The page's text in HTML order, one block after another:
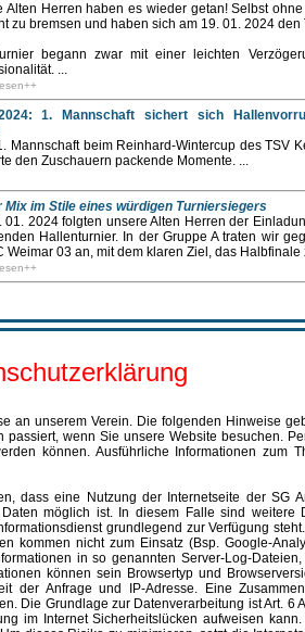
Alten Herren haben es wieder getan! Selbst
zu bremsen und haben sich am 19. 01. 2024
begann zwar mit einer leichten
...
1. Mannschaft sichert sich
Mannschaft beim Reinhard-Wintercup des TSV
den Zuschauern packende Momente. ...
Mix im Stile eines würdigen Turniersiegers
01. 2024 folgten unsere Alten Herren der
Hallenturnier. In der Gruppe A traten wir
Weimar 03 an, mit dem klaren Ziel, das Halbfinale
an unserem Verein. Die folgenden Hinweise
passiert, wenn Sie unsere Website besuchen.
können. Ausführliche Informationen zum
dass eine Nutzung der Internetseite der SG
möglich ist. In diesem Falle sind weitere
grundlegend zur Verfügung
kommen nicht zum Einsatz (Bsp. Google-
in so genannten Server-Log-
können sein Browsertyp und
der Anfrage und IP-Adresse. Eine
Die Grundlage zur Datenverarbeitung ist Art. 6
im Internet Sicherheitslücken aufweisen